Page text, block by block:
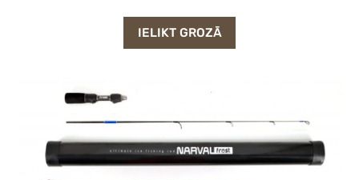
IELIKT GROZĀ